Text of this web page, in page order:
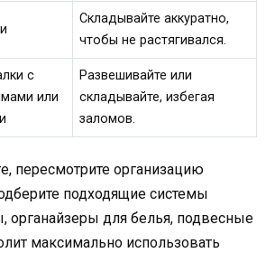
Складывайте аккуратно,
чтобы не растягивался.
с
или
Развешивайте или
складывайте, избегая
заломов.
пересмотрите организацию
подходящие системы
органайзеры для белья, подвесные
максимально использовать